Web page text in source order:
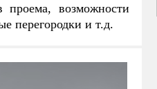
проема, возможности
перегородки и т.д.